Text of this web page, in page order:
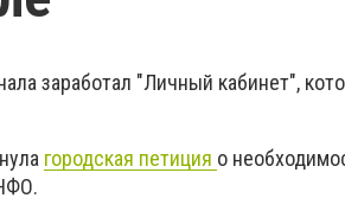
заработал "Личный кабинет",
городская петиция о